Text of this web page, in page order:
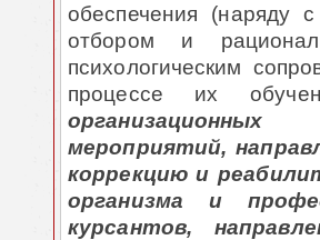
обеспечения (наряду
отбором и
психологическим
процессе их
мероприятий,
коррекцию и
организма и
курсантов,